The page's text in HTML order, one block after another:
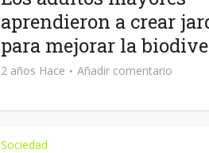
aprendieron a crear
para mejorar la
2 años Hace Añadir comentario
Sociedad